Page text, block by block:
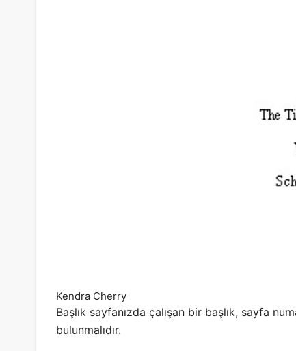
Kendra Cherry
Başlık sayfanızda çalışan bir başlık, sayfa
bulunmalıdır.